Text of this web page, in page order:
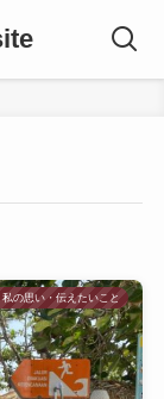
私の思い・伝えたいこと